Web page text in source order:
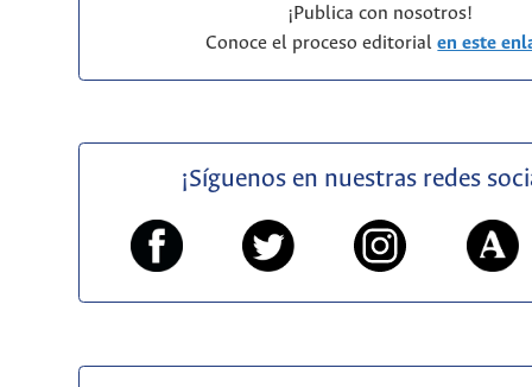
¡Publica con nosotros!
Conoce el proceso editorialen este
¡Síguenos en nuestras redes